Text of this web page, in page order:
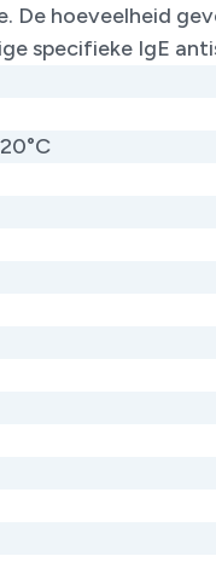
De hoeveelheid
specifieke IgE